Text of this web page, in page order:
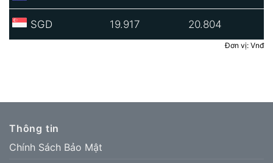
SGD 19.917 20.804
Đơn vị: Vnđ
Thông tin
Chính Sách Bảo Mật